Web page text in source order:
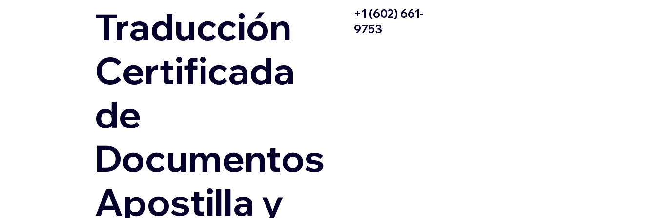
Traducción
Certificada
de
Documentos
Apostilla y
+1 (602) 661-
9753